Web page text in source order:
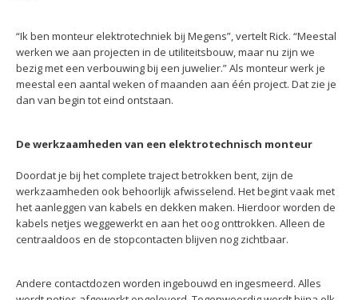
“Ik ben monteur elektrotechniek bij Megens”, vertelt Rick. “Meestal
werken we aan projecten in de utiliteitsbouw, maar nu zijn we
bezig met een verbouwing bij een juwelier.” Als monteur werk je
meestal een aantal weken of maanden aan één project. Dat zie je
dan van begin tot eind ontstaan.
De werkzaamheden van een elektrotechnisch monteur
Doordat je bij het complete traject betrokken bent, zijn de
werkzaamheden ook behoorlijk afwisselend. Het begint vaak met
het aanleggen van kabels en dekken maken. Hierdoor worden de
kabels netjes weggewerkt en aan het oog onttrokken. Alleen de
centraaldoos en de stopcontacten blijven nog zichtbaar.
Andere contactdozen worden ingebouwd en ingesmeerd. Alles